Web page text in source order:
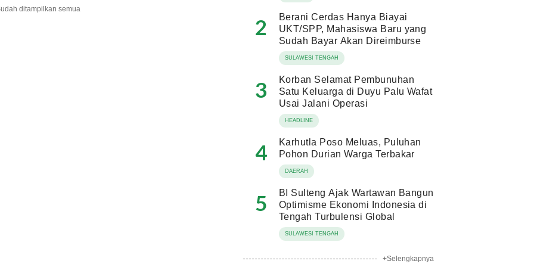
ditampilkan semua
2
Berani Cerdas Hanya Biayai
UKT/SPP, Mahasiswa Baru yang
Sudah Bayar Akan Direimburse
SULAWESI TENGAH
3
Korban Selamat Pembunuhan
Satu Keluarga di Duyu Palu Wafat
Usai Jalani Operasi
HEADLINE
4
Karhutla Poso Meluas, Puluhan
Pohon Durian Warga Terbakar
DAERAH
5
BI Sulteng Ajak Wartawan Bangun
Optimisme Ekonomi Indonesia di
Tengah Turbulensi Global
SULAWESI TENGAH
+Selengkapnya